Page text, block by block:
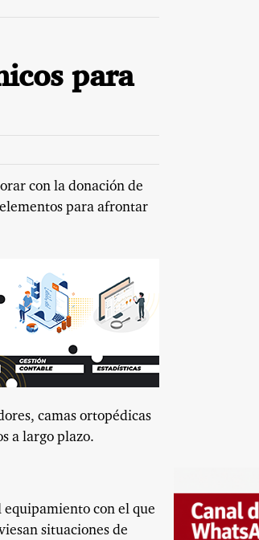
para
con la donación de
para afrontar
camas ortopédicas
a largo plazo.
con el que
situaciones de